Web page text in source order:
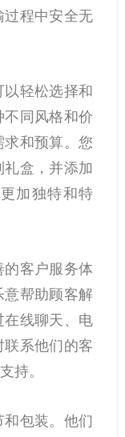
程中安全无
轻松选择和
同风格和价
和预算。您
盒，并添加
加独特和特
客户服务体
帮助顾客解
线聊天、电
系他们的客
持。
包装。他们